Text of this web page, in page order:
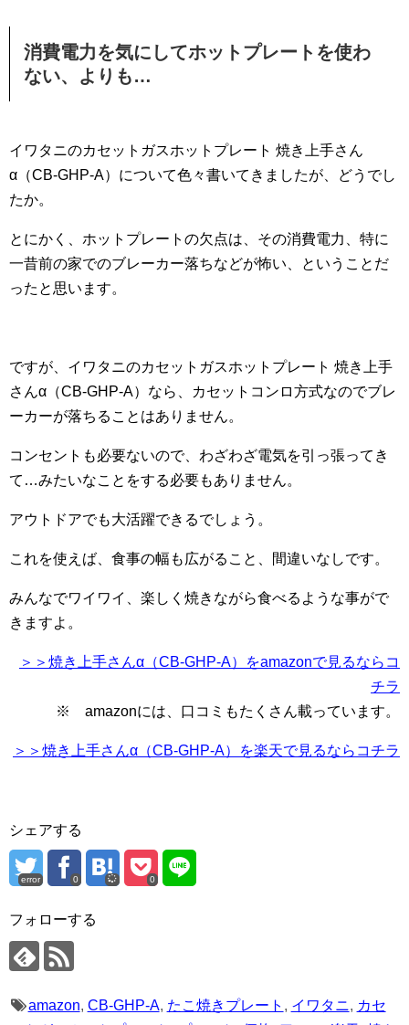
消費電力を気にしてホットプレートを使わ
ない、よりも…
イワタニのカセットガスホットプレート 焼き上手さん
α（CB-GHP-A）について色々書いてきましたが、どうでし
たか。
とにかく、ホットプレートの欠点は、その消費電力、特に
一昔前の家でのブレーカー落ちなどが怖い、ということだ
ったと思います。
ですが、イワタニのカセットガスホットプレート 焼き上手
さんα（CB-GHP-A）なら、カセットコンロ方式なのでブレ
ーカーが落ちることはありません。
コンセントも必要ないので、わざわざ電気を引っ張ってき
て…みたいなことをする必要もありません。
アウトドアでも大活躍できるでしょう。
これを使えば、食事の幅も広がること、間違いなしです。
みんなでワイワイ、楽しく焼きながら食べるような事がで
きますよ。
＞＞焼き上手さんα（CB-GHP-A）をamazonで見るならコ
チラ
※ amazonには、口コミもたくさん載っています。
＞＞焼き上手さんα（CB-GHP-A）を楽天で見るならコチラ
シェアする
error 0 0
フォローする
amazon, CB-GHP-A, たこ焼きプレート , イワタニ, カセ